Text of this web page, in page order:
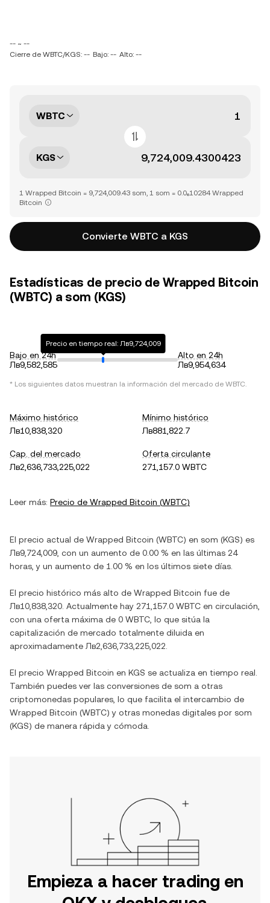
-- ~ --
Cierre de WBTC/KGS: -- Bajo: -- Alto: --
WBTC
KGS
1 Wrapped Bitcoin = 9,724,009.43 som, 1 som = 0.0₆10284 Wrapped
Bitcoin
Convierte WBTC a KGS
Estadísticas de precio de Wrapped Bitcoin
(WBTC) a som (KGS)
Bajo en 24h
Лв9,582,585
Precio en tiempo real: Лв9,724,009
Alto en 24h
Лв9,954,634
* Los siguientes datos muestran la información del mercado de WBTC.
Máximo histórico
Лв10,838,320
Mínimo histórico
Лв881,822.7
Cap. del mercado
Лв2,636,733,225,022
Oferta circulante
271,157.0 WBTC
Leer más: Precio de Wrapped Bitcoin (WBTC)
El precio actual de Wrapped Bitcoin (WBTC) en som (KGS) es
Лв9,724,009 , con un aumento de 0.00 % en las últimas 24
horas, y un aumento de 1.00 % en los últimos siete días.
El precio histórico más alto de Wrapped Bitcoin fue de
Лв10,838,320 . Actualmente hay 271,157.0 WBTC en circulación,
con una oferta máxima de 0 WBTC , lo que sitúa la
capitalización de mercado totalmente diluida en
aproximadamente Лв2,636,733,225,022
El precio Wrapped Bitcoin en KGS se actualiza en tiempo real.
También puedes ver las conversiones de som a otras
criptomonedas populares, lo que facilita el intercambio de
Wrapped Bitcoin (WBTC) y otras monedas digitales por som
(KGS) de manera rápida y cómoda.
Empieza a hacer trading en